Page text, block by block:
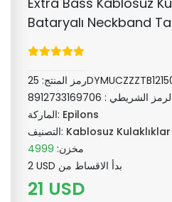
Bataryalı Neckband
رمز المنتج:
الشريطي : 8912733169706
الماركة: Epilons
التصنيف: Kablosuz Kulaklıklar
مخزن: 4999
2 USD بدأ الاقساط من
21 USD